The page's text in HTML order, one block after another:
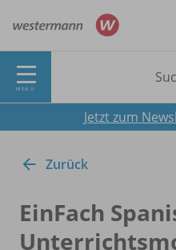
MENÜ
Jetzt zum
Zurück
EinFach